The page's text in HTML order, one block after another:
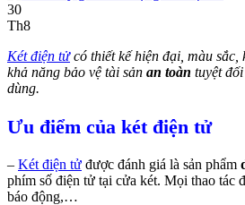
30
Th8
Két điện tửcó thiết kế hiện đại, màu sắc,
khả năng bảo vệ tài sản an toàn tuyệt
dùng.
Ưu điểm của két điện tử
– Két điện tử được đánh giá là sản phẩm
phím số điện tử tại cửa két. Mọi thao tác
báo động,…